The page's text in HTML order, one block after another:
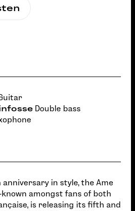
Double bass
in style, the Ame
known amongst fans of both
is releasing its fifth and